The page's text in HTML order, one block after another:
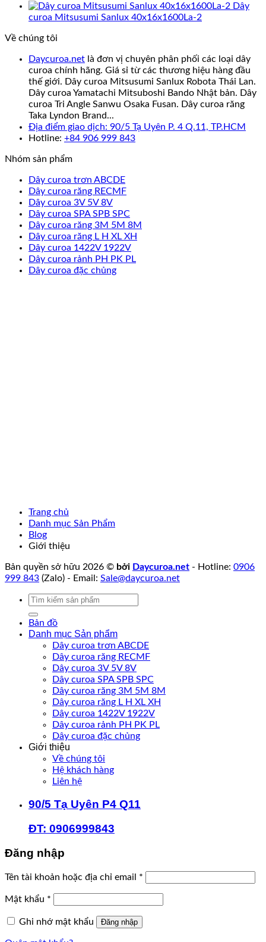
Dây
curoa Mitsusumi Sanlux 40x16x1600La-2
Về chúng tôi
Daycuroa.net là đơn vị chuyên phân phối các loại dây
curoa chính hãng. Giá sỉ từ các thương hiệu hàng đầu
thế giới. Dây curoa Mitsusumi Sanlux Robota Thái Lan.
Dây curoa Yamatachi Mitsuboshi Bando Nhật bản. Dây
curoa Tri Angle Sanwu Osaka Fusan. Dây curoa răng
Taka Lyndon Brand...
Địa điểm giao dịch: 90/5 Tạ Uyên P. 4 Q.11, TP.HCM
Hotline: +84 906 999 843
Nhóm sản phẩm
Dây curoa trơn ABCDE
Dây curoa răng RECMF
Dây curoa 3V 5V 8V
Dây curoa SPA SPB SPC
Dây curoa răng 3M 5M 8M
Dây curoa răng L H XL XH
Dây curoa 1422V 1922V
Dây curoa rảnh PH PK PL
Dây curoa đặc chủng
Trang chủ
Danh mục Sản Phẩm
Blog
Giới thiệu
Bản quyền sở hữu 2026 © bởi Daycuroa.net - Hotline: 0906
999 843 (Zalo) - Email: Sale@daycuroa.net
Tìm
Bản đồ
Danh mục Sản phẩm
Dây curoa trơn ABCDE
Dây curoa răng RECMF
Dây curoa 3V 5V 8V
Dây curoa SPA SPB SPC
Dây curoa răng 3M 5M 8M
Dây curoa răng L H XL XH
Dây curoa 1422V 1922V
Dây curoa rảnh PH PK PL
Dây curoa đặc chủng
Giới thiệu
Về chúng tôi
Hệ khách hàng
Liên hệ
90/5 Tạ Uyên P4 Q11
ĐT: 0906999843
Đăng nhập
Tên tài khoản hoặc địa chỉ email *
Mật khẩu *
Ghi nhớ mật khẩu
Đăng nhập